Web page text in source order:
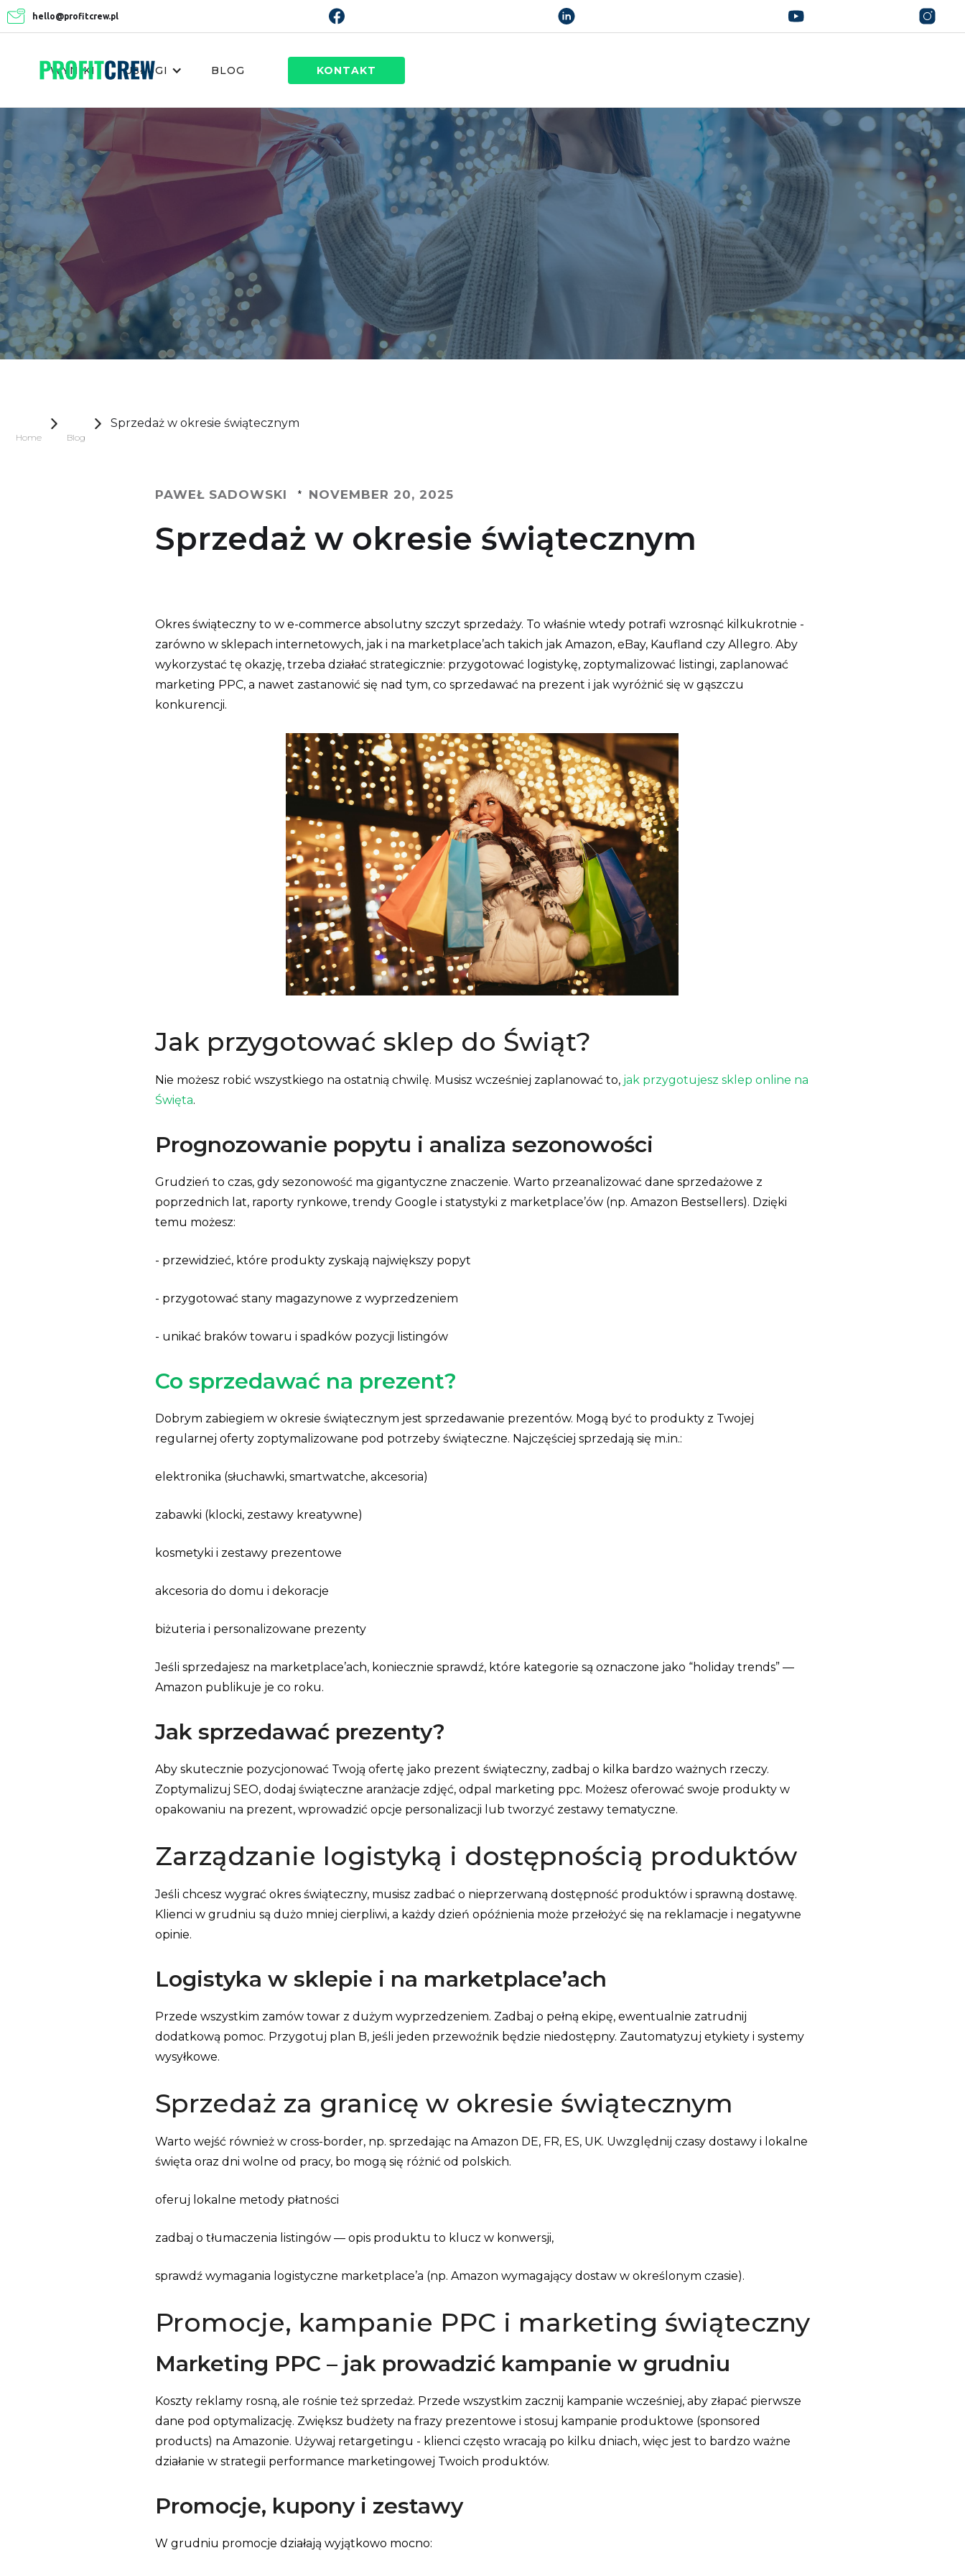
hello@profitcrew.pl
WYNIKI USŁUGI BLOG KONTAKT
Home Blog
Sprzedaż w okresie świątecznym
PAWEŁ SADOWSKI * NOVEMBER 20, 2025
Sprzedaż w okresie świątecznym
Okres świąteczny to w e-commerce absolutny szczyt sprzedaży. To właśnie wtedy potrafi wzrosnąć kilkukrotnie -
zarówno w sklepach internetowych, jak i na marketplace’ach takich jak Amazon, eBay, Kaufland czy Allegro. Aby
wykorzystać tę okazję, trzeba działać strategicznie: przygotować logistykę, zoptymalizować listingi, zaplanować
marketing PPC, a nawet zastanowić się nad tym, co sprzedawać na prezent i jak wyróżnić się w gąszczu
konkurencji.
Jak przygotować sklep do Świąt?
Nie możesz robić wszystkiego na ostatnią chwilę. Musisz wcześniej zaplanować to, jak przygotujesz sklep online na
Święta.
Prognozowanie popytu i analiza sezonowości
Grudzień to czas, gdy sezonowość ma gigantyczne znaczenie. Warto przeanalizować dane sprzedażowe z
poprzednich lat, raporty rynkowe, trendy Google i statystyki z marketplace’ów (np. Amazon Bestsellers). Dzięki
temu możesz:
- przewidzieć, które produkty zyskają największy popyt
- przygotować stany magazynowe z wyprzedzeniem
- unikać braków towaru i spadków pozycji listingów
Co sprzedawać na prezent?
Dobrym zabiegiem w okresie świątecznym jest sprzedawanie prezentów. Mogą być to produkty z Twojej
regularnej oferty zoptymalizowane pod potrzeby świąteczne. Najczęściej sprzedają się m.in.:
elektronika (słuchawki, smartwatche, akcesoria)
zabawki (klocki, zestawy kreatywne)
kosmetyki i zestawy prezentowe
akcesoria do domu i dekoracje
biżuteria i personalizowane prezenty
Jeśli sprzedajesz na marketplace’ach, koniecznie sprawdź, które kategorie są oznaczone jako “holiday trends” —
Amazon publikuje je co roku.
Jak sprzedawać prezenty?
Aby skutecznie pozycjonować Twoją ofertę jako prezent świąteczny, zadbaj o kilka bardzo ważnych rzeczy.
Zoptymalizuj SEO, dodaj świąteczne aranżacje zdjęć, odpal marketing ppc. Możesz oferować swoje produkty w
opakowaniu na prezent, wprowadzić opcje personalizacji lub tworzyć zestawy tematyczne.
Zarządzanie logistyką i dostępnością produktów
Jeśli chcesz wygrać okres świąteczny, musisz zadbać o nieprzerwaną dostępność produktów i sprawną dostawę.
Klienci w grudniu są dużo mniej cierpliwi, a każdy dzień opóźnienia może przełożyć się na reklamacje i negatywne
opinie.
Logistyka w sklepie i na marketplace’ach
Przede wszystkim zamów towar z dużym wyprzedzeniem. Zadbaj o pełną ekipę, ewentualnie zatrudnij
dodatkową pomoc. Przygotuj plan B, jeśli jeden przewoźnik będzie niedostępny. Zautomatyzuj etykiety i systemy
wysyłkowe.
Sprzedaż za granicę w okresie świątecznym
Warto wejść również w cross-border, np. sprzedając na Amazon DE, FR, ES, UK. Uwzględnij czasy dostawy i lokalne
święta oraz dni wolne od pracy, bo mogą się różnić od polskich.
oferuj lokalne metody płatności
zadbaj o tłumaczenia listingów — opis produktu to klucz w konwersji,
sprawdź wymagania logistyczne marketplace’a (np. Amazon wymagający dostaw w określonym czasie).
Promocje, kampanie PPC i marketing świąteczny
Marketing PPC – jak prowadzić kampanie w grudniu
Koszty reklamy rosną, ale rośnie też sprzedaż. Przede wszystkim zacznij kampanie wcześniej, aby złapać pierwsze
dane pod optymalizację. Zwiększ budżety na frazy prezentowe i stosuj kampanie produktowe (sponsored
products) na Amazonie. Używaj retargetingu - klienci często wracają po kilku dniach, więc jest to bardzo ważne
działanie w strategii performance marketingowej Twoich produktów.
Promocje, kupony i zestawy
W grudniu promocje działają wyjątkowo mocno: